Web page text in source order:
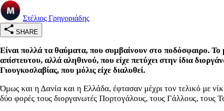
Στέλιος Γρηγοριάδης
SHARE
Είναι πολλά τα θαύματα, που συμβαίνουν στο ποδόσφαιρο.
απίστευτου, αλλά αληθινού, που είχε πετύχει στην ίδια
Γιουγκοσλαβίας, που μόλις είχε διαλυθεί.
Όμως και η Δανία και η Ελλάδα, έφτασαν μέχρι τον τελικό με
δύο φορές τους διοργανωτές Πορτογάλους, τους Γάλλους, τους